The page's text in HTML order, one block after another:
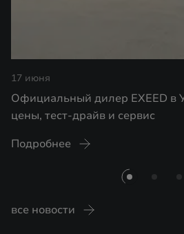
17 июня
Официальный дилер EXEED в
цены, тест-драйв и сервис
Подробнее
все новости